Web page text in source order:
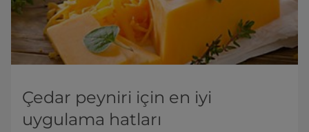
Çedar peyniri için en iyi
uygulama hatları